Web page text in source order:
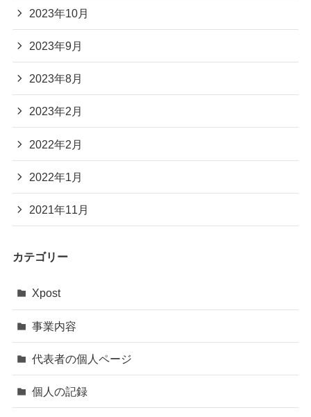
2023年10月
2023年9月
2023年8月
2023年2月
2022年2月
2022年1月
2021年11月
カテゴリー
Xpost
事業内容
代表者の個人ページ
個人の記録